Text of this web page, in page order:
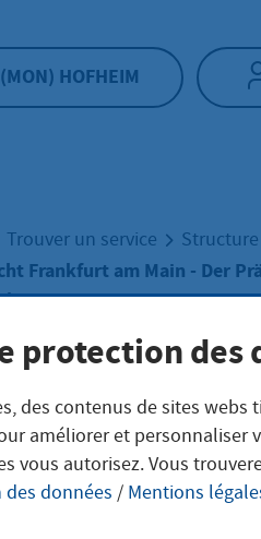
(MON) HOFHEIM
Trouver un service
Frankfurt am Main - Der
am
protection des
des contenus de sites webs
améliorer et personnaliser
vous autorisez. Vous
données / Mentions